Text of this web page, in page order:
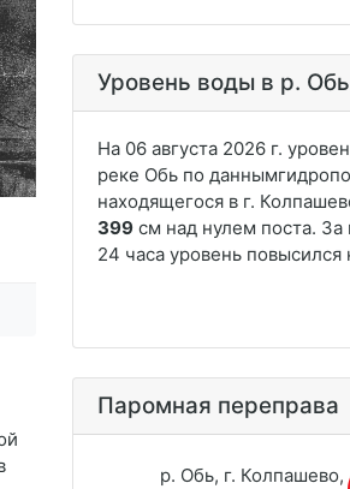
Уровень воды в р. Обь
Паромная переправа
р. Обь, г. Колпашево,